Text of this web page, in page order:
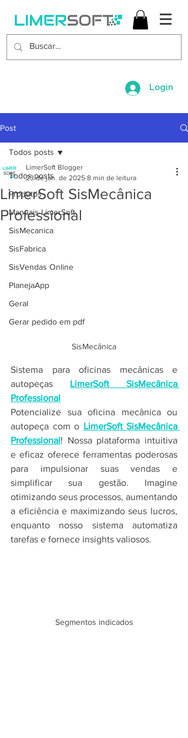
Login
Post
Todos posts
Produtos
Manuais LimerSoft
SisMecanica
SisFabrica
SisVendas Online
PlanejaApp
Geral
Gerar pedido em pdf
Todos posts
LimerSoft SisMecânica
Professional
LimerSoft Blogger
23 de jan. de 2025 8 min de leitura
SisMecânica
Sistema para oficinas mecânicas e
autopeças LimerSoft SisMecânica
Professional
Potencialize sua oficina mecânica ou
autopeça com o LimerSoft SisMecânica
Professional! Nossa plataforma intuitiva
e eficaz oferece ferramentas poderosas
para impulsionar suas vendas e
simplificar sua gestão. Imagine
otimizando seus processos, aumentando
a eficiência e maximizando seus lucros,
enquanto nosso sistema automatiza
tarefas e fornece insights valiosos.
Segmentos indicados